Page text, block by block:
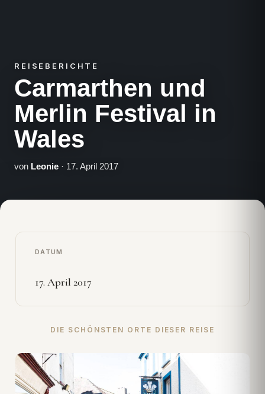
REISEBERICHTE
Carmarthen und
Merlin Festival in
Wales
von Leonie · 17. April 2017
DATUM
17. April 2017
DIE SCHÖNSTEN ORTE DIESER REISE